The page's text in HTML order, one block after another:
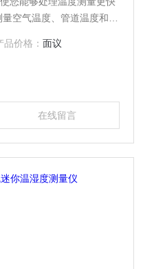
空气温度、管道温度和出
Smart 应用程序操作直
送文件和报告。通用手柄
，使其具有多种用途。
品价格： 面议
在线留言